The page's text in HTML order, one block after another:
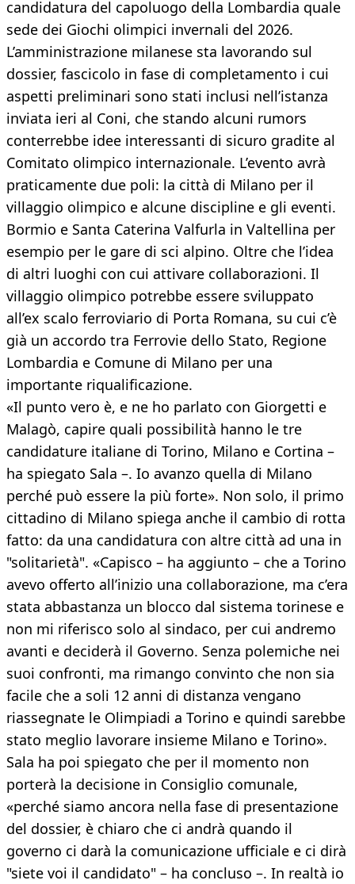
candidatura del capoluogo della Lombardia quale
sede dei Giochi olimpici invernali del 2026.
L’amministrazione milanese sta lavorando sul
dossier, fascicolo in fase di completamento i cui
aspetti preliminari sono stati inclusi nell’istanza
inviata ieri al Coni, che stando alcuni rumors
conterrebbe idee interessanti di sicuro gradite al
Comitato olimpico internazionale. L’evento avrà
praticamente due poli: la città di Milano per il
villaggio olimpico e alcune discipline e gli eventi.
Bormio e Santa Caterina Valfurla in Valtellina per
esempio per le gare di sci alpino. Oltre che l’idea
di altri luoghi con cui attivare collaborazioni. Il
villaggio olimpico potrebbe essere sviluppato
all’ex scalo ferroviario di Porta Romana, su cui c’è
già un accordo tra Ferrovie dello Stato, Regione
Lombardia e Comune di Milano per una
importante riqualificazione.
«Il punto vero è, e ne ho parlato con Giorgetti e
Malagò, capire quali possibilità hanno le tre
candidature italiane di Torino, Milano e Cortina –
ha spiegato Sala –. Io avanzo quella di Milano
perché può essere la più forte». Non solo, il primo
cittadino di Milano spiega anche il cambio di rotta
fatto: da una candidatura con altre città ad una in
"solitarietà". «Capisco – ha aggiunto – che a Torino
avevo offerto all’inizio una collaborazione, ma c’era
stata abbastanza un blocco dal sistema torinese e
non mi riferisco solo al sindaco, per cui andremo
avanti e deciderà il Governo. Senza polemiche nei
suoi confronti, ma rimango convinto che non sia
facile che a soli 12 anni di distanza vengano
riassegnate le Olimpiadi a Torino e quindi sarebbe
stato meglio lavorare insieme Milano e Torino».
Sala ha poi spiegato che per il momento non
porterà la decisione in Consiglio comunale,
«perché siamo ancora nella fase di presentazione
del dossier, è chiaro che ci andrà quando il
governo ci darà la comunicazione ufficiale e ci dirà
"siete voi il candidato" – ha concluso –. In realtà io